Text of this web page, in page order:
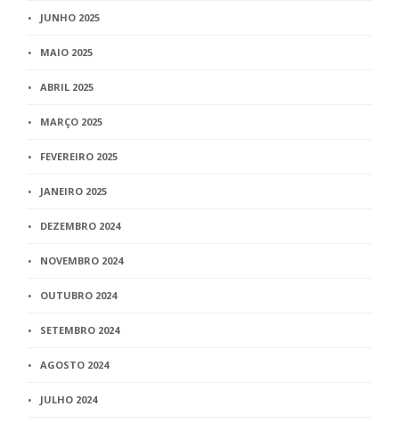
JUNHO 2025
MAIO 2025
ABRIL 2025
MARÇO 2025
FEVEREIRO 2025
JANEIRO 2025
DEZEMBRO 2024
NOVEMBRO 2024
OUTUBRO 2024
SETEMBRO 2024
AGOSTO 2024
JULHO 2024